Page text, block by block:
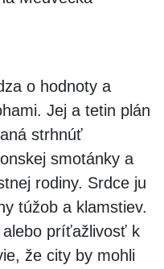
o hodnoty a
Jej a tetin plán
strhnúť
smotánky a
rodiny. Srdce ju
túžob a klamstiev.
príťažlivosť k
že city by mohli